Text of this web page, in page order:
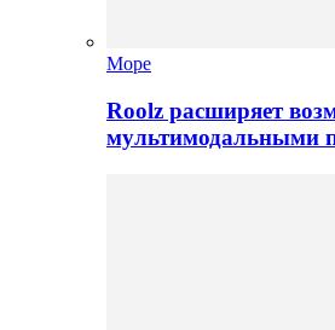
Море
Roolz расширяет
мультимодальными